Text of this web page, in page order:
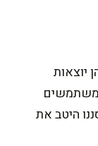
יוצאות
משתמשים
היטב את